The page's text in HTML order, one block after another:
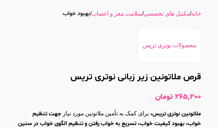
خانه مکمل های تخصصی سلامت مغز و اعصاب بهبود خواب
محصولات نوتری تریس
قرص ملاتونین زیر زبانی نوتری تریس
265,200 تومان
ملاتونین نوتری تریس، برای کمک به تأمین ملاتونین مورد نیاز جهت تنظیم
خواب، بهبود کیفیت خواب، تسریع به خواب رفتن و تنظیم الگوی خواب در سنین